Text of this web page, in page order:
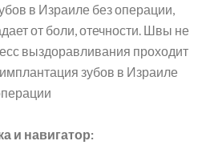
в Израиле без операции,
от боли, отечности. Швы не
выздоравливания проходит
зубов в Израиле
и навигатор: